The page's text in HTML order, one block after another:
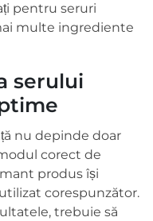
pentru seruri
multe ingrediente
serului
nu depinde doar
corect de
produs își
corespunzător.
trebuie să